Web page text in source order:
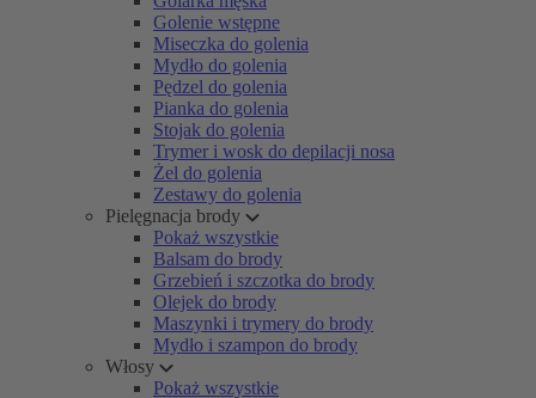
Golenie wstępne
Miseczka do golenia
Mydło do golenia
Pędzel do golenia
Pianka do golenia
Stojak do golenia
Trymer i wosk do depilacji nosa
Żel do golenia
Zestawy do golenia
Pielęgnacja brody
Pokaż wszystkie
Balsam do brody
Grzebień i szczotka do brody
Olejek do brody
Maszynki i trymery do brody
Mydło i szampon do brody
Włosy
Pokaż wszystkie